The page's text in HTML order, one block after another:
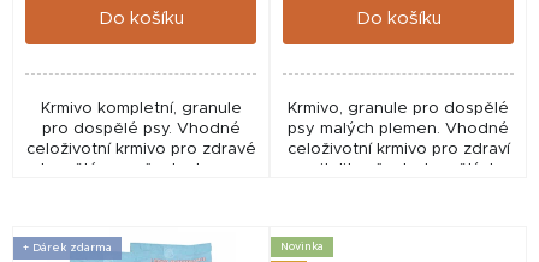
Do košíku
Krmivo kompletní, granule
pro dospělé psy. Vhodné
celoživotní krmivo pro zdravé
Do košíku
Krmivo, granule pro dospělé
psy malých plemen. Vhodné
celoživotní krmivo pro zdraví
+ Dárek zdarma Novinka